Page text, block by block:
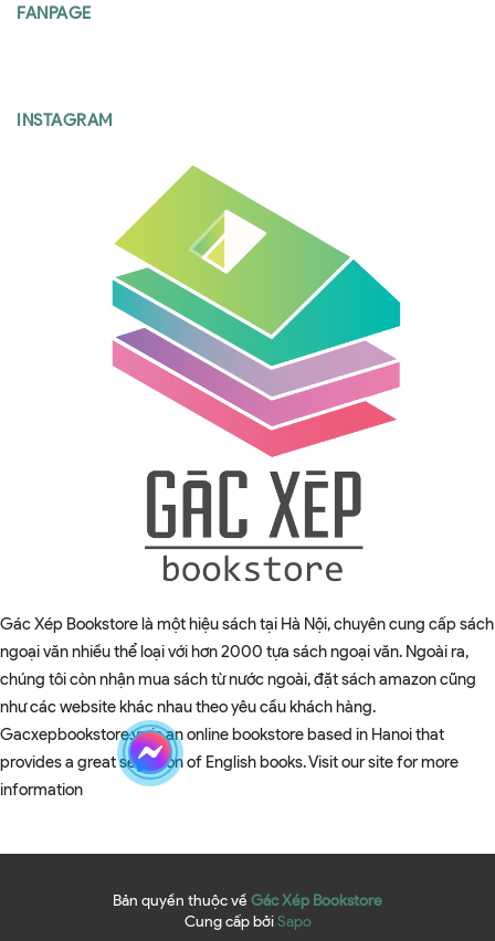
FANPAGE
INSTAGRAM
Gác Xép Bookstore là một hiệu sách tại Hà Nội, chuyên cung cấp sách
ngoại văn nhiều thể loại với hơn 2000 tựa sách ngoại văn. Ngoài ra,
chúng tôi còn nhận mua sách từ nước ngoài, đặt sách amazon cũng
như các website khác nhau theo yêu cầu khách hàng.
Gacxepbookstore.vn is an online bookstore based in Hanoi that
provides a great selection of English books. Visit our site for more
information
Bản quyền thuộc về Gác Xép Bookstore
Cung cấp bởi Sapo